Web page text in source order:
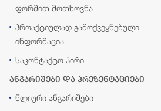
ფორმით მოთხოვნა
პროაქტიულად გამოქვეყნებული
ინფორმაცია
საკონტაქტო პირი
ანგარიშები და პრეზენტაციები
წლიური ანგარიშები